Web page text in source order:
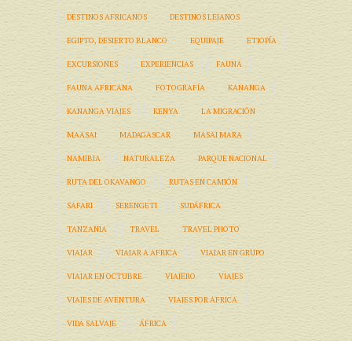
DESTINOS AFRICANOS DESTINOS LEJANOS
EGIPTO, DESIERTO BLANCO EQUIPAJE ETIOPÍA
EXCURSIONES EXPERIENCIAS FAUNA
FAUNA AFRICANA FOTOGRAFÍA KANANGA
KANANGA VIAJES KENYA LA MIGRACIÓN
MAASAI MADAGASCAR MASAI MARA
NAMIBIA NATURALEZA PARQUE NACIONAL
RUTA DEL OKAVANGO RUTAS EN CAMIÓN
SAFARI SERENGETI SUDÁFRICA
TANZANIA TRAVEL TRAVEL PHOTO
VIAJAR VIAJAR A AFRICA VIAJAR EN GRUPO
VIAJAR EN OCTUBRE VIAJERO VIAJES
VIAJES DE AVENTURA VIAJES POR AFRICA
VIDA SALVAJE ÁFRICA